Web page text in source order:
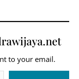
to your email.